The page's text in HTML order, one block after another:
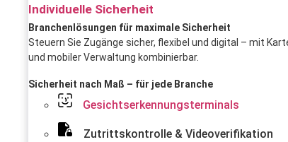
Individuelle Sicherheit
Branchenlösungen für maximale Sicherheit
Steuern Sie Zugänge sicher, flexibel und digital – mit
und mobiler Verwaltung kombinierbar.
Sicherheit nach Maß – für jede Branche
Gesichtserkennungsterminals
Zutrittskontrolle & Videoverifikation